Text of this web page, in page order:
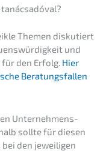
Themen disku­tiert
und
den Erfolg. Hier
Beratungs­fal­len
Unter­neh­mens­
sollte für diesen
bei den jewei­li­gen